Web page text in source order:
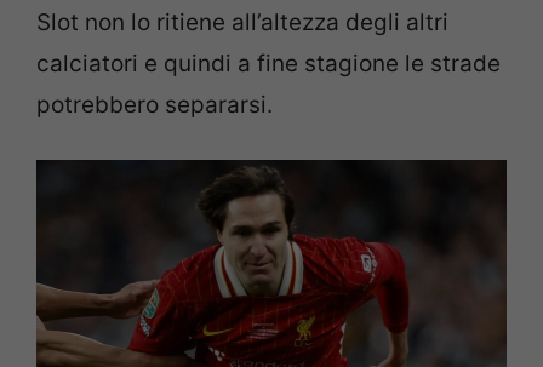
Slot non lo ritiene all’altezza degli altri
calciatori e quindi a fine stagione le strade
potrebbero separarsi.